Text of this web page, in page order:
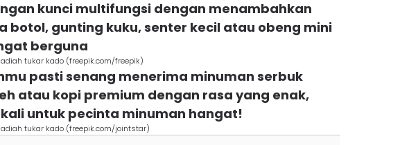
kunci multifungsi dengan menambahkan
botol, gunting kuku, senter kecil atau obeng mini
berguna
tukar kado (freepik.com/freepik)
pasti senang menerima minuman serbuk
atau kopi premium dengan rasa yang enak,
untuk pecinta minuman hangat!
tukar kado (freepik.com/jointstar)